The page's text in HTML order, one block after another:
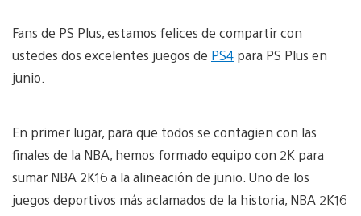
Fans de PS Plus, estamos felices de compartir con
ustedes dos excelentes juegos de PS4 para PS Plus en
junio.
En primer lugar, para que todos se contagien con las
finales de la NBA, hemos formado equipo con 2K para
sumar NBA 2K16 a la alineación de junio. Uno de los
juegos deportivos más aclamados de la historia, NBA 2K16